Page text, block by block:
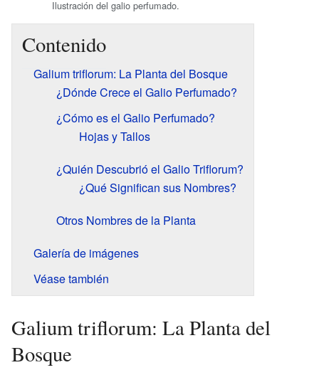
Ilustración del galio perfumado.
Contenido
Galium triflorum: La Planta del Bosque
¿Dónde Crece el Galio Perfumado?
¿Cómo es el Galio Perfumado?
Hojas y Tallos
¿Quién Descubrió el Galio Triflorum?
¿Qué Significan sus Nombres?
Otros Nombres de la Planta
Galería de imágenes
Véase también
Galium triflorum: La Planta del
Bosque